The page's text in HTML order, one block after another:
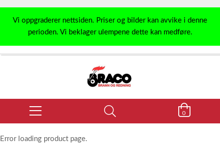
Vi oppgraderer nettsiden. Priser og bilder kan avvike i denne
perioden. Vi beklager ulempene dette kan medføre.
0
Error loading product page.